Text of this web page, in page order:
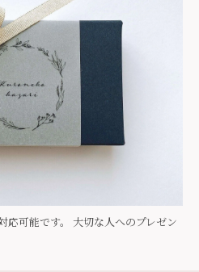
応可能です。 大切な人へのプレゼン